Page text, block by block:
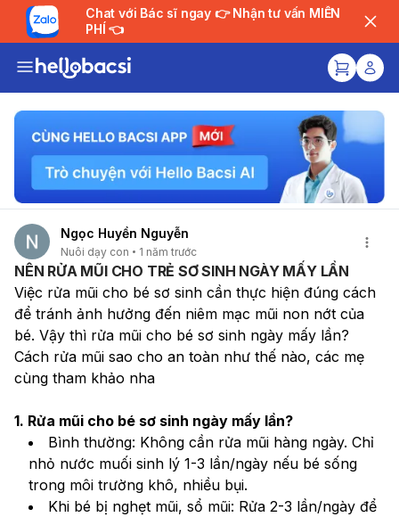
Chat với Bác sĩ ngay 👉 Nhận tư vấn MIỄN
PHÍ 👈
Ngọc Huyền Nguyễn
Nuôi dạy con 1 năm trước
NÊN RỬA MŨI CHO TRẺ SƠ SINH NGÀY MẤY LẦN
Việc rửa mũi cho bé sơ sinh cần thực hiện đúng cách
để tránh ảnh hưởng đến niêm mạc mũi non nớt của
bé. Vậy thì rửa mũi cho bé sơ sinh ngày mấy lần?
Cách rửa mũi sao cho an toàn như thế nào, các mẹ
cùng tham khảo nha
1. Rửa mũi cho bé sơ sinh ngày mấy lần?
Bình thường: Không cần rửa mũi hàng ngày. Chỉ
nhỏ nước muối sinh lý 1-3 lần/ngày nếu bé sống
trong môi trường khô, nhiều bụi.
Khi bé bị nghẹt mũi, sổ mũi: Rửa 2-3 lần/ngày để